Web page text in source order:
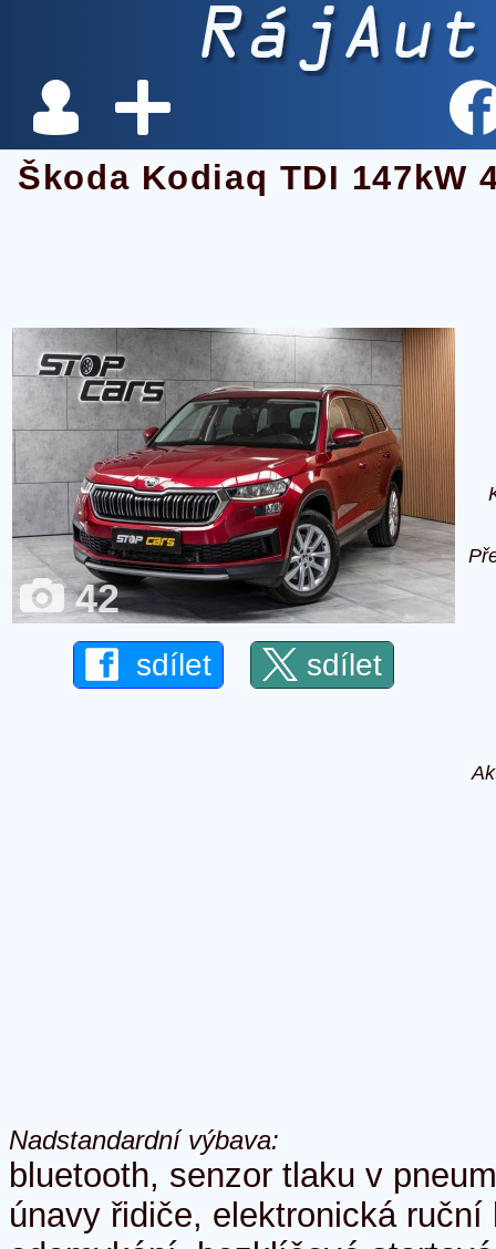
Škoda Kodiaq TDI 147kW
42
sdílet sdílet
Nadstandardní výbava:
bluetooth, senzor tlaku v
únavy řidiče, elektronická